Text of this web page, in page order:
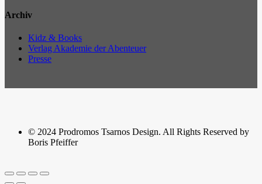
Archiv
Kidz & Books
Verlag Akademie der Abenteuer
Presse
© 2024 Prodromos Tsarnos Design. All Rights Reserved by
Boris Pfeiffer